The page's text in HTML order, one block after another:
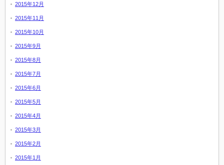
2015年12月
2015年11月
2015年10月
2015年9月
2015年8月
2015年7月
2015年6月
2015年5月
2015年4月
2015年3月
2015年2月
2015年1月